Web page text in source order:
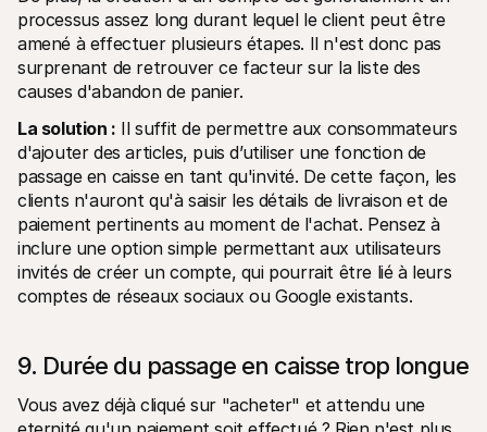
processus assez long durant lequel le client peut être
amené à effectuer plusieurs étapes. Il n'est donc pas
surprenant de retrouver ce facteur sur la liste des
causes d'abandon de panier.
La solution : Il suffit de permettre aux consommateurs
d'ajouter des articles, puis d’utiliser une fonction de
passage en caisse en tant qu'invité. De cette façon, les
clients n'auront qu'à saisir les détails de livraison et de
paiement pertinents au moment de l'achat. Pensez à
inclure une option simple permettant aux utilisateurs
invités de créer un compte, qui pourrait être lié à leurs
comptes de réseaux sociaux ou Google existants.
9. Durée du passage en caisse trop longue
Vous avez déjà cliqué sur "acheter" et attendu une